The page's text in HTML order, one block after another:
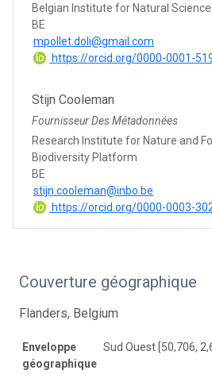
Belgian Institute for Natural
BE
mpollet.doli@gmail.com
https://orcid.org/0000-0001-
Stijn Cooleman
Fournisseur Des Métadonnées
Research Institute for Nature and
Biodiversity Platform
BE
stijn.cooleman@inbo.be
https://orcid.org/0000-0003-
Couverture géographique
Flanders, Belgium
Enveloppe
géographique
Sud Ouest [50,706,